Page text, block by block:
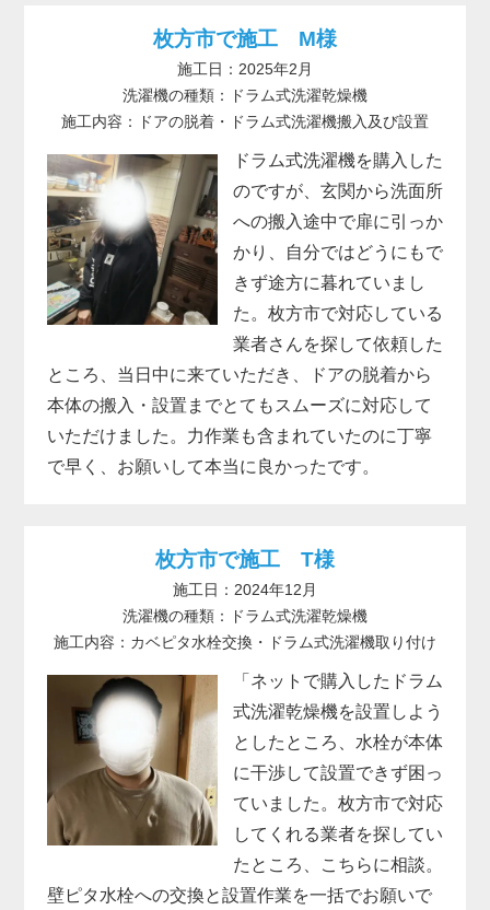
枚方市で施工 M様
施工日：2025年2月
洗濯機の種類：ドラム式洗濯乾燥機
施工内容：ドアの脱着・ドラム式洗濯機搬入及び設置
ドラム式洗濯機を購入した
のですが、玄関から洗面所
への搬入途中で扉に引っか
かり、自分ではどうにもで
きず途方に暮れていまし
た。枚方市で対応している
業者さんを探して依頼した
ところ、当日中に来ていただき、ドアの脱着から
本体の搬入・設置までとてもスムーズに対応して
いただけました。力作業も含まれていたのに丁寧
で早く、お願いして本当に良かったです。
枚方市で施工 T様
施工日：2024年12月
洗濯機の種類：ドラム式洗濯乾燥機
施工内容：カベピタ水栓交換・ドラム式洗濯機取り付け
「ネットで購入したドラム
式洗濯乾燥機を設置しよう
としたところ、水栓が本体
に干渉して設置できず困っ
ていました。枚方市で対応
してくれる業者を探してい
たところ、こちらに相談。
壁ピタ水栓への交換と設置作業を一括でお願いで